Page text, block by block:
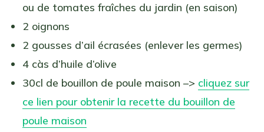
ou de tomates fraîches du jardin (en saison)
2 oignons
2 gousses d’ail écrasées (enlever les germes)
4 càs d’huile d’olive
30cl de bouillon de poule maison –> cliquez sur
ce lien pour obtenir la recette du bouillon de
poule maison